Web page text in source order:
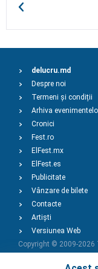
delucru.md
Despre noi
Termeni și condiții
Arhiva
Cronici
Fest.ro
ElFest.mx
ElFest.es
Publicitate
Vânzare de bilete
Contacte
Artiști
Versiunea Web
Copyright © 2009-2026